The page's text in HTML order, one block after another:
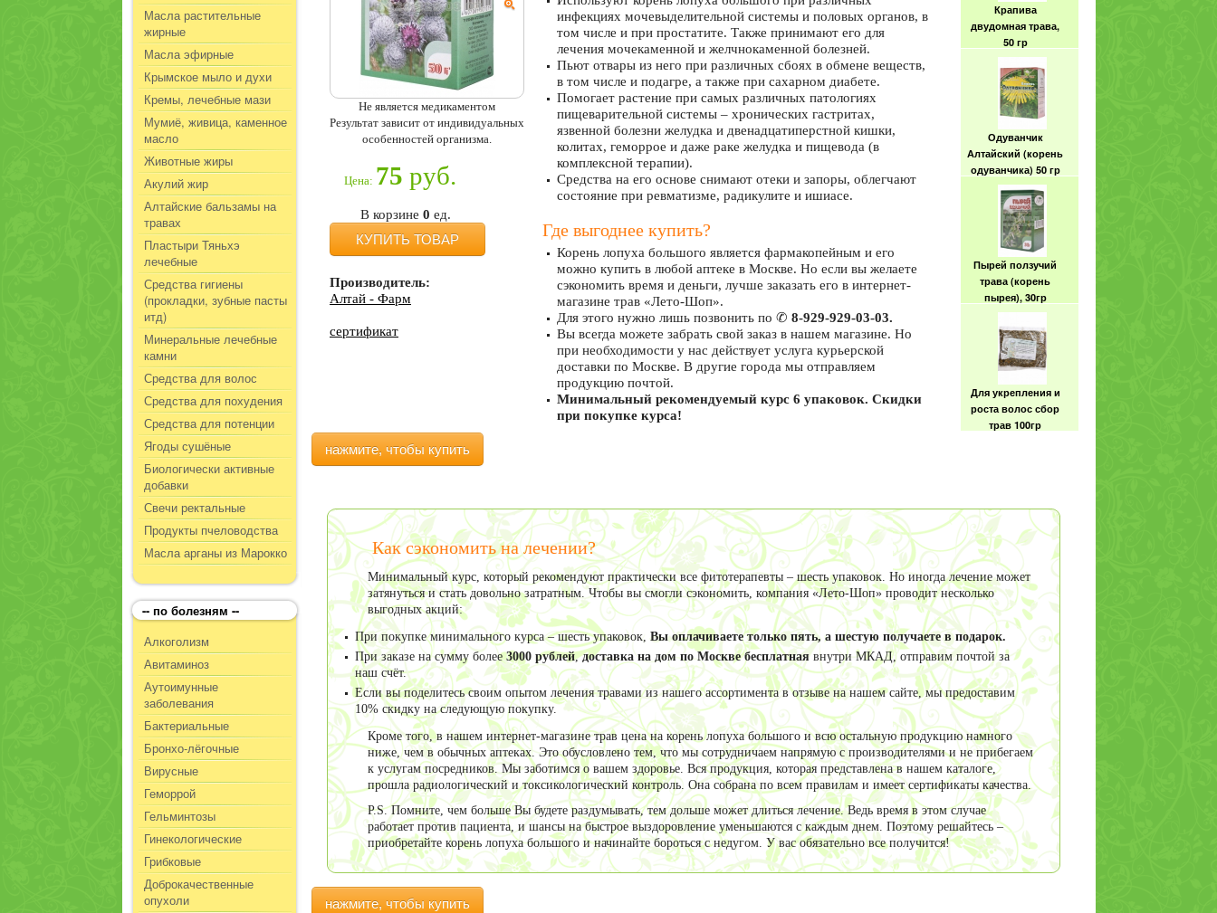
Масла растительные
жирные
Масла эфирные
Крымское мыло и духи
Кремы, лечебные мази
Мумиё, живица, каменное
масло
Животные жиры
Акулий жир
Алтайские бальзамы на
травах
Пластыри Тяньхэ
лечебные
Средства гигиены
(прокладки, зубные пасты
итд)
Минеральные лечебные
камни
Средства для волос
Средства для похудения
Средства для потенции
Ягоды сушёные
Биологически активные
добавки
Свечи ректальные
Продукты пчеловодства
Масла арганы из Марокко
-- по болезням --
Алкоголизм
Авитаминоз
Аутоимунные
заболевания
Бактериальные
Бронхо-лёгочные
Вирусные
Геморрой
Гельминтозы
Гинекологические
Грибковые
Доброкачественные
опухоли
Крапива
двудомная трава,
50 гр
Одуванчик
Алтайский (корень
одуванчика) 50 гр
Пырей ползучий
трава (корень
пырея), 30гр
Для укрепления и
роста волос сбор
трав 100гр
Не является медикаментом
Результат зависит от индивидуальных
особенностей организма.
Цена: 75 руб.
В корзине 0 ед.
КУПИТЬ ТОВАР
Производитель:
Алтай - Фарм
сертификат
инфекциях мочевыделительной системы и половых органов, в
том числе и при простатите. Также принимают его для
лечения мочекаменной и желчнокаменной болезней.
Пьют отвары из него при различных сбоях в обмене веществ,
в том числе и подагре, а также при сахарном диабете.
Помогает растение при самых различных патологиях
пищеварительной системы – хронических гастритах,
язвенной болезни желудка и двенадцатиперстной кишки,
колитах, геморрое и даже раке желудка и пищевода (в
комплексной терапии).
Средства на его основе снимают отеки и запоры, облегчают
состояние при ревматизме, радикулите и ишиасе.
Где выгоднее купить?
Корень лопуха большого является фармакопейным и его
можно купить в любой аптеке в Москве. Но если вы желаете
сэкономить время и деньги, лучше заказать его в интернет-
магазине трав «Лето-Шоп».
Для этого нужно лишь позвонить по ✆ 8-929-929-03-03.
Вы всегда можете забрать свой заказ в нашем магазине. Но
при необходимости у нас действует услуга курьерской
доставки по Москве. В другие города мы отправляем
продукцию почтой.
Минимальный рекомендуемый курс 6 упаковок. Скидки
при покупке курса!
нажмите, чтобы купить
Как сэкономить на лечении?
Минимальный курс, который рекомендуют практически все фитотерапевты – шесть упаковок. Но иногда лечение может
затянуться и стать довольно затратным. Чтобы вы смогли сэкономить, компания «Лето-Шоп» проводит несколько
выгодных акций:
При покупке минимального курса – шесть упаковок, Вы оплачиваете только пять, а шестую получаете в подарок.
При заказе на сумму более3000 рублей,доставка на дом по Москве бесплатнаявнутри МКАД, отправим почтой за
наш счёт.
Если вы поделитесь своим опытом лечения травами из нашего ассортимента в отзыве на нашем сайте, мы предоставим
10% скидку на следующую покупку.
Кроме того, в нашем интернет-магазине трав цена на корень лопуха большого и всю остальную продукцию намного
ниже, чем в обычных аптеках. Это обусловлено тем, что мы сотрудничаем напрямую с производителями и не прибегаем
к услугам посредников. Мы заботимся о вашем здоровье. Вся продукция, которая представлена в нашем каталоге,
прошла радиологический и токсикологический контроль. Она собрана по всем правилам и имеет сертификаты качества.
P.S. Помните, чем больше Вы будете раздумывать, тем дольше может длиться лечение. Ведь время в этом случае
работает против пациента, и шансы на быстрое выздоровление уменьшаются с каждым днем. Поэтому решайтесь –
приобретайте корень лопуха большого и начинайте бороться с недугом. У вас обязательно все получится!
нажмите, чтобы купить